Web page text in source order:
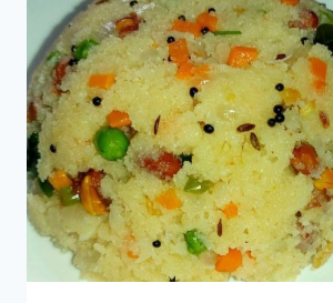
ഇതും
കൂടി
ചേർത്ത്
പൊടി
നനക്കു!
ചോറ്
കൊണ്ട്
നല്ല
സോഫ്റ്റ്
പുട്ട്
റെഡി!!
|